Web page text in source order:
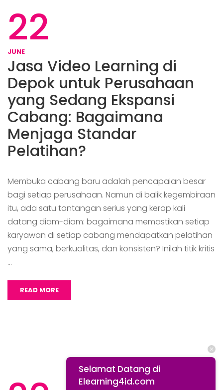
22
JUNE
Jasa Video Learning di
Depok untuk Perusahaan
yang Sedang Ekspansi
Cabang: Bagaimana
Menjaga Standar
Pelatihan?
Membuka cabang baru adalah pencapaian besar
bagi setiap perusahaan. Namun di balik kegembiraan
itu, ada satu tantangan serius yang kerap kali
datang diam-diam: bagaimana memastikan setiap
karyawan di setiap cabang mendapatkan pelatihan
yang sama, berkualitas, dan konsisten? Inilah titik kritis
…
READ MORE
Selamat Datang di
Elearning4id.com